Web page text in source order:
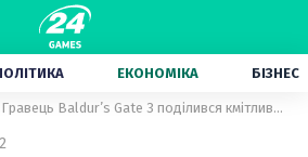
ЕКОНОМІКА БІЗНЕС
Гравець Baldur’s Gate 3 поділився кмітливим способом відчинити будь-яку скриню без відмичок
2